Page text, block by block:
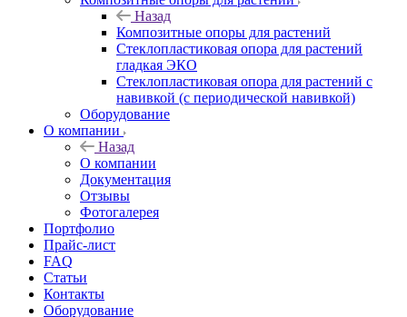
Назад
Композитные опоры для растений
Стеклопластиковая опора для растений
гладкая ЭКО
Стеклопластиковая опора для растений с
навивкой (с периодической навивкой)
Оборудование
О компании
Назад
О компании
Документация
Отзывы
Фотогалерея
Портфолио
Прайс-лист
FAQ
Статьи
Контакты
Оборудование